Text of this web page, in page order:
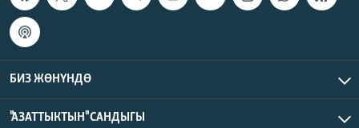
БИЗ ЖӨНҮНДӨ
"АЗАТТЫКТЫН" САНДЫГЫ